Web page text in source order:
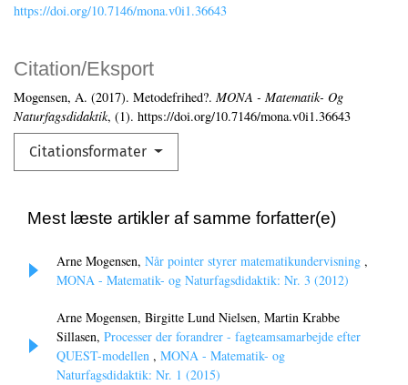
Citation/Eksport
Mogensen, A. (2017). Metodefrihed?. MONA - Matematik- Og
Naturfagsdidaktik, (1). https://doi.org/10.7146/mona.v0i1.36643
Citationsformater
https://doi.org/10.7146/mona.v0i1.36643
Mest læste artikler af samme forfatter(e)
Arne Mogensen, Når pointer styrer matematikundervisning ,
MONA - Matematik- og Naturfagsdidaktik: Nr. 3 (2012)
Arne Mogensen, Birgitte Lund Nielsen, Martin Krabbe
Sillasen, Processer der forandrer - fagteamsamarbejde efter
QUEST-modellen , MONA - Matematik- og
Naturfagsdidaktik: Nr. 1 (2015)